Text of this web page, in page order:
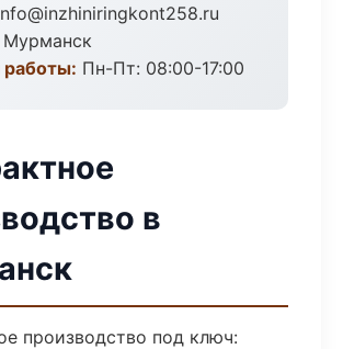
Мурманск
Пн-Пт: 08:00-17:00
в
производство под ключ: